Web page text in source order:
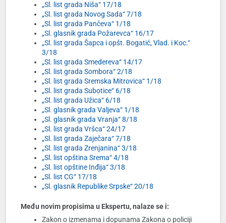
„Sl. list grada Niša“ 17/18
„Sl. list grada Novog Sada“ 7/18
„Sl. list grada Pančeva“ 1/18
„Sl. glasnik grada Požarevca“ 16/17
„Sl. list grada Šapca i opšt. Bogatić, Vlad. i Koc.“
3/18
„Sl. list grada Smedereva“ 14/17
„Sl. list grada Sombora“ 2/18
„Sl. list grada Sremska Mitrovica“ 1/18
„Sl. list grada Subotice“ 6/18
„Sl. list grada Užica“ 6/18
„Sl. glasnik grada Valjeva“ 1/18
„Sl. glasnik grada Vranja“ 8/18
„Sl. list grada Vršca“ 24/17
„Sl. list grada Zaječara“ 7/18
„Sl. list grada Zrenjanina“ 3/18
„Sl. list opština Srema“ 4/18
„Sl. list opštine Inđija“ 3/18
„Sl. list CG“ 17/18
„Sl. glasnik Republike Srpske“ 20/18
Među novim propisima u Ekspertu, nalaze se i:
Zakon o izmenama i dopunama Zakona o policiji